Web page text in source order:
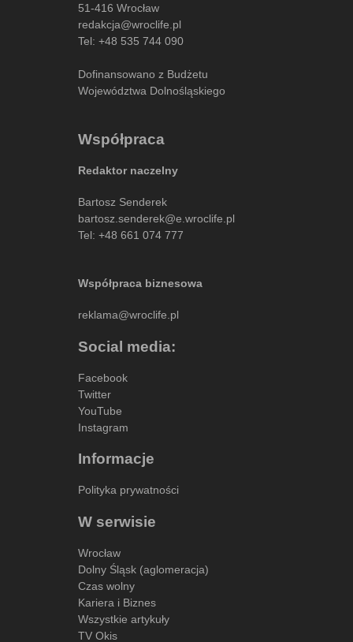
51-416 Wrocław
redakcja@wroclife.pl
Tel: +48 535 744 090
Dofinansowano z Budżetu
Województwa Dolnośląskiego
Współpraca
Redaktor naczelny
Bartosz Senderek
bartosz.senderek@e.wroclife.pl
Tel: +48 661 074 777
Współpraca biznesowa
reklama@wroclife.pl
Social media:
Facebook
Twitter
YouTube
Instagram
Informacje
Polityka prywatności
W serwisie
Wrocław
Dolny Śląsk (aglomeracja)
Czas wolny
Kariera i Biznes
Wszystkie artykuły
TV Okis